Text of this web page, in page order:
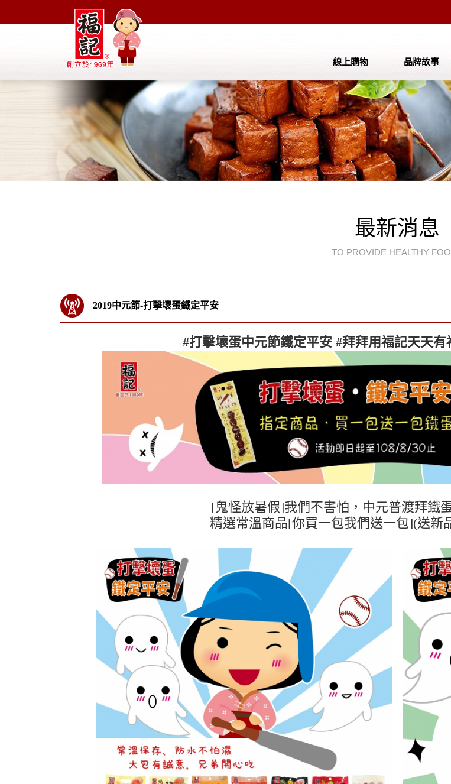
線上購物 品牌故事
公司簡介
成長事蹟
最新消息
TO PROVIDE HEALTHY
2019中元節-打擊壞蛋鐵定平安
#打擊壞蛋中元節鐵定平安 #拜拜用福記天天
[鬼怪放暑假]我們不害怕，中元普渡拜鐵
精選常溫商品[你買一包我們送一包](送新